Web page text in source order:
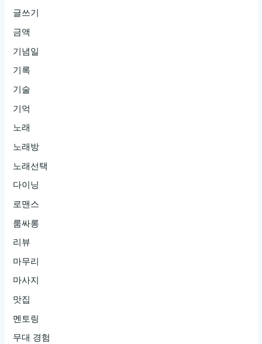
글쓰기
금액
기념일
기록
기술
기억
노래
노래방
노래선택
다이닝
로맨스
룸싸롱
리뷰
마무리
마사지
맛집
멘토링
무대 경험